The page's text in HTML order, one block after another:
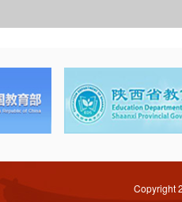
Copyright